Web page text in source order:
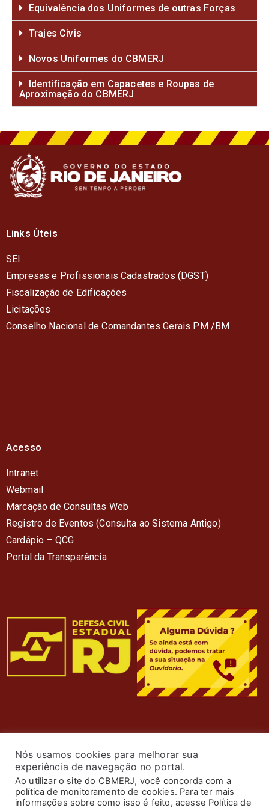
Equivalência dos Uniformes de outras Forças
Trajes Civis
Novos Uniformes do CBMERJ
Identificação em Capacetes e Roupas de
Aproximação do CBMERJ
Links Úteis
SEI
Empresas e Profissionais Cadastrados (DGST)
Fiscalização de Edificações
Licitações
Conselho Nacional de Comandantes Gerais PM /BM
Acesso
Intranet
Webmail
Marcação de Consultas Web
Registro de Eventos (Consulta ao Sistema Antigo)
Cardápio – QCG
Portal da Transparência
Nós usamos cookies para melhorar sua
experiência de navegação no portal.
Ao utilizar o site do CBMERJ, você concorda com a
política de monitoramento de cookies. Para ter mais
informações sobre como isso é feito, acesse Política de